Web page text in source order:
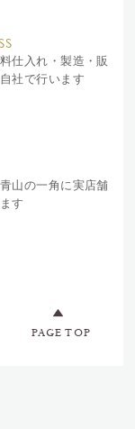
仕入れ・製造・販
社で行います
山の一角に実店舗
す
PAGE TOP